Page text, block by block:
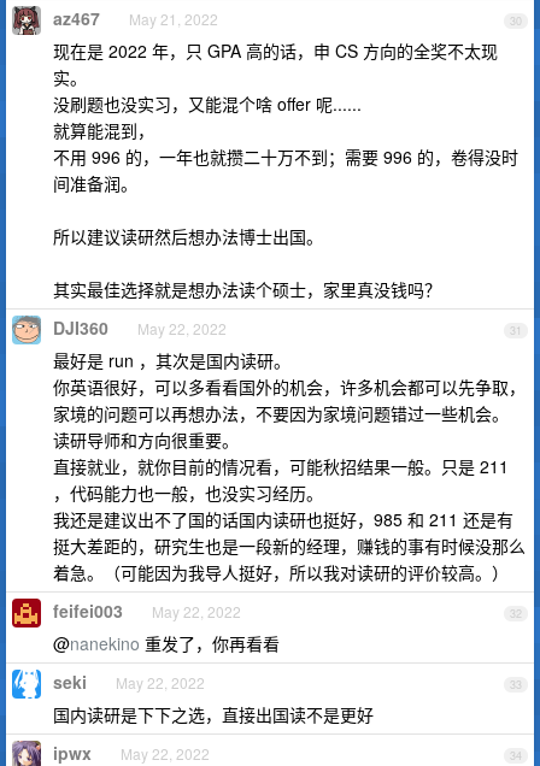
30
az467 May 21, 2022
现在是 2022 年，只 GPA 高的话，申 CS 方向的全奖不太现
实。
没刷题也没实习，又能混个啥 offer 呢......
就算能混到，
不用 996 的，一年也就攒二十万不到；需要 996 的，卷得没时
间准备润。
所以建议读研然后想办法博士出国。
其实最佳选择就是想办法读个硕士，家里真没钱吗？
31
DJI360 May 22, 2022
最好是 run ，其次是国内读研。
你英语很好，可以多看看国外的机会，许多机会都可以先争取，
家境的问题可以再想办法，不要因为家境问题错过一些机会。
读研导师和方向很重要。
直接就业，就你目前的情况看，可能秋招结果一般。只是 211
，代码能力也一般，也没实习经历。
我还是建议出不了国的话国内读研也挺好，985 和 211 还是有
挺大差距的，研究生也是一段新的经理，赚钱的事有时候没那么
着急。（可能因为我导人挺好，所以我对读研的评价较高。）
32
feifei003 May 22, 2022
@nanekino 重发了，你再看看
33
seki May 22, 2022
国内读研是下下之选，直接出国读不是更好
34
ipwx May 22, 2022